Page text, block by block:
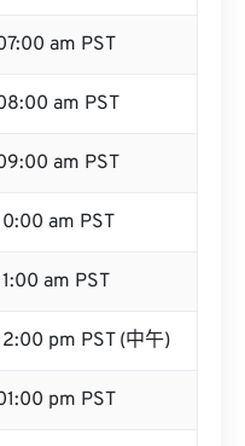
am PST
am PST
am PST
am PST
am PST
pm PST (中午)
pm PST